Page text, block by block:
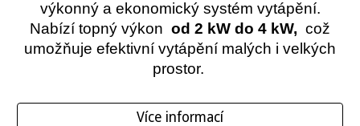
výkonný a ekonomický systém vytápění.
Nabízí topný výkon od 2 kW do 4 kW, což
umožňuje efektivní vytápění malých i velkých
prostor.
Více informací